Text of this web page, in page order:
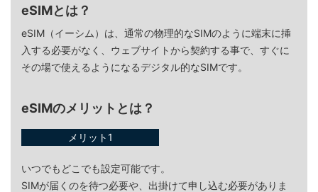
eSIMとは？
eSIM（イーシム）は、通常の物理的なSIMのように端末に挿
入する必要がなく、ウェブサイトから契約する事で、すぐに
その場で使えるようになるデジタル的なSIMです。
eSIMのメリットとは？
メリット1
いつでもどこでも設定可能です。
SIMが届くのを待つ必要や、出掛けて申し込む必要がありま